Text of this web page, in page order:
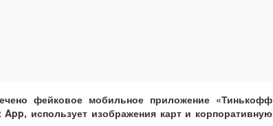
фейковое мобильное приложение «Тинькофф
использует изображения карт и корпоративную